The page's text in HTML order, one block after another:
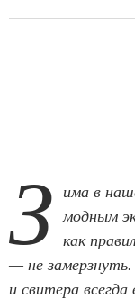
З
има в
модным
как
— не
и свитера